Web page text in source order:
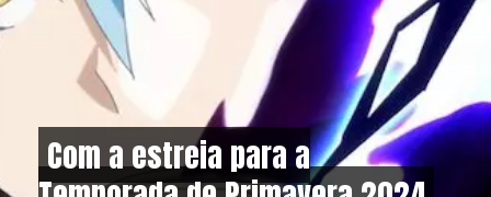
Com a estreia para a
Com a estreia para a